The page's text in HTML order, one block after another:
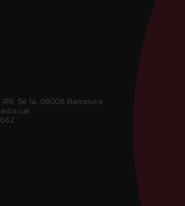
419, 5è 1a. 08008 Barcelona